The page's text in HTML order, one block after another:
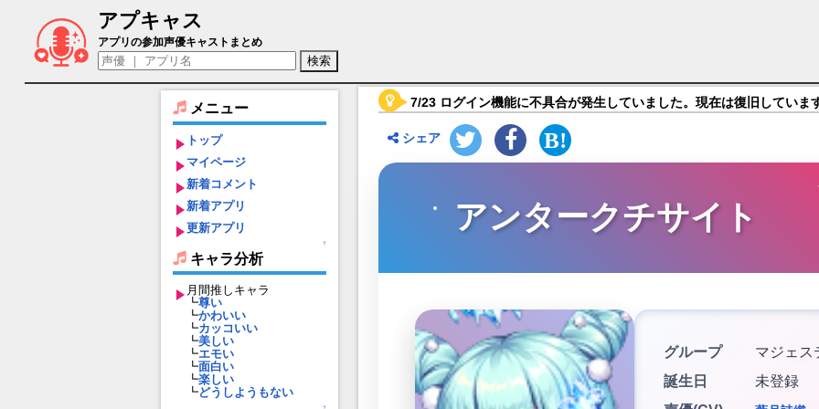
アプキャス
アンタークチサイト（声優：葉月詩織)【宝石姫 Reincarnation】キャラ紹介
アプリの参加声優キャストまとめ
メニュー
トップ
マイページ
新着コメント
新着アプリ
更新アプリ
↑
キャラ分析
月間推しキャラ
┗尊い
┗かわいい
┗カッコいい
┗美しい
┗エモい
┗面白い
┗楽しい
┗どうしようもない
7/23 ログイン機能に不具合が発生していました。現在は復旧していま
シェア
アンタークチサイト
グループ
マジェス
誕生日
未登録